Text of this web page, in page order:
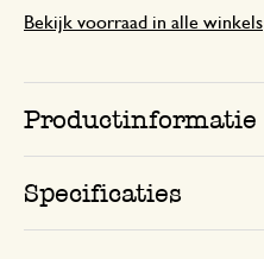
Bekijk voorraad in alle winkels
Productinformatie
Specificaties